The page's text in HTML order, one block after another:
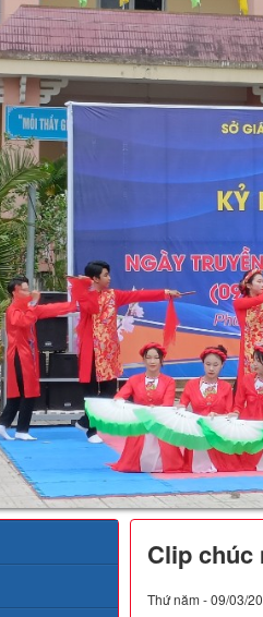
Clip chúc
Thứ năm - 09/03/